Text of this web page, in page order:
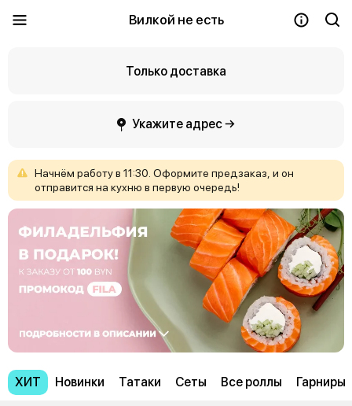
Вилкой не есть
Только доставка
Укажите адрес →
Начнём работув 11:30. Оформите предзаказ, и он
отправится на кухню в первую очередь!
ХИТ Новинки Татаки Сеты Все роллы Гарниры